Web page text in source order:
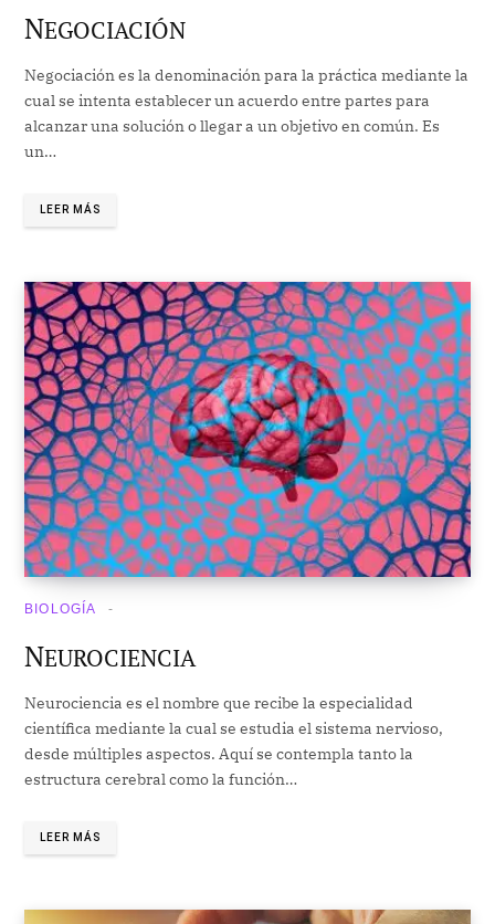
NEGOCIACIÓN
Negociación es la denominación para la práctica mediante la
cual se intenta establecer un acuerdo entre partes para
alcanzar una solución o llegar a un objetivo en común. Es
un…
LEER MÁS
BIOLOGÍA
NEUROCIENCIA
Neurociencia es el nombre que recibe la especialidad
científica mediante la cual se estudia el sistema nervioso,
desde múltiples aspectos. Aquí se contempla tanto la
estructura cerebral como la función…
LEER MÁS